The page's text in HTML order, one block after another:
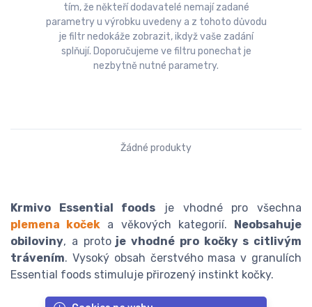
tím, že někteří dodavatelé nemají zadané
parametry u výrobku uvedeny a z tohoto důvodu
je filtr nedokáže zobrazit, ikdyž vaše zadání
splňují. Doporučujeme ve filtru ponechat je
nezbytně nutné parametry.
Žádné produkty
Krmivo Essential foods je vhodné pro všechna
plemena koček a věkových kategorií.
Neobsahuje
obiloviny, a protoje vhodné pro kočky s citlivým
trávením. Vysoký obsah čerstvého masa v granulích
Essential foods stimuluje přirozený instinkt kočky.